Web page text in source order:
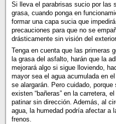
Si lleva el parabrisas sucio por las
grasa, cuando ponga en
formar una capa sucia que
precauciones para que no se
drásticamente sin visión del
Tenga en cuenta que las primeras
la grasa del asfalto, harán que la
mejorará algo si sigue lloviendo,
mayor sea el agua acumulada en
se alargarán. Pero cuidado,
existen “bañeras” en la carretera,
patinar sin dirección. Además, al
agua, la humedad podría afectar a
frenos.